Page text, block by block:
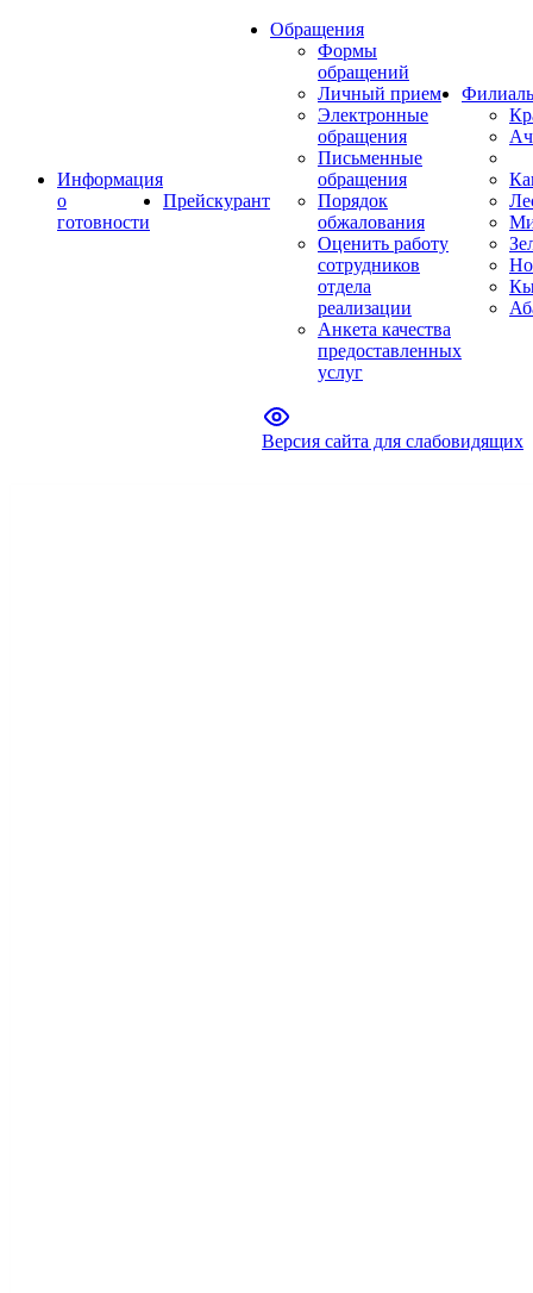
Информация
о
готовности
Прейскурант
Обращения
Формы
обращений
Личный прием
Электронные
обращения
Письменные
обращения
Порядок
обжалования
Оценить работу
сотрудников
отдела
реализации
Анкета качества
предоставленных
услуг
Версия сайта для слабовидящих